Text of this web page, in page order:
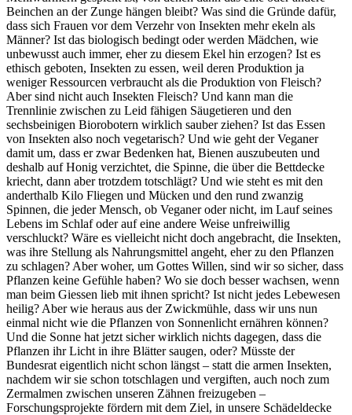
Beinchen an der Zunge hängen bleibt? Was sind die Gründe dafür,
dass sich Frauen vor dem Verzehr von Insekten mehr ekeln als
Männer? Ist das biologisch bedingt oder werden Mädchen, wie
unbewusst auch immer, eher zu diesem Ekel hin erzogen? Ist es
ethisch geboten, Insekten zu essen, weil deren Produktion ja
weniger Ressourcen verbraucht als die Produktion von Fleisch?
Aber sind nicht auch Insekten Fleisch? Und kann man die
Trennlinie zwischen zu Leid fähigen Säugetieren und den
sechsbeinigen Biorobotern wirklich sauber ziehen? Ist das Essen
von Insekten also noch vegetarisch? Und wie geht der Veganer
damit um, dass er zwar Bedenken hat, Bienen auszubeuten und
deshalb auf Honig verzichtet, die Spinne, die über die Bettdecke
kriecht, dann aber trotzdem totschlägt? Und wie steht es mit den
anderthalb Kilo Fliegen und Mücken und den rund zwanzig
Spinnen, die jeder Mensch, ob Veganer oder nicht, im Lauf seines
Lebens im Schlaf oder auf eine andere Weise unfreiwillig
verschluckt? Wäre es vielleicht nicht doch angebracht, die Insekten,
was ihre Stellung als Nahrungsmittel angeht, eher zu den Pflanzen
zu schlagen? Aber woher, um Gottes Willen, sind wir so sicher, dass
Pflanzen keine Gefühle haben? Wo sie doch besser wachsen, wenn
man beim Giessen lieb mit ihnen spricht? Ist nicht jedes Lebewesen
heilig? Aber wie heraus aus der Zwickmühle, dass wir uns nun
einmal nicht wie die Pflanzen von Sonnenlicht ernähren können?
Und die Sonne hat jetzt sicher wirklich nichts dagegen, dass die
Pflanzen ihr Licht in ihre Blätter saugen, oder? Müsste der
Bundesrat eigentlich nicht schon längst – statt die armen Insekten,
nachdem wir sie schon totschlagen und vergiften, auch noch zum
Zermalmen zwischen unseren Zähnen freizugeben –
Forschungsprojekte fördern mit dem Ziel, in unsere Schädeldecke